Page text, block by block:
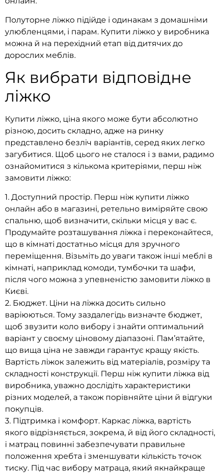
Полуторне ліжко підійде і одинакам з домашніми
улюбленцями, і парам. Купити ліжко у виробника
можна й на перехідний етап від дитячих до
дорослих меблів.
Як вибрати відповідне
ліжко
Купити ліжко, ціна якого може бути абсолютно
різною, досить складно, адже на ринку
представлено безліч варіантів, серед яких легко
загубитися. Щоб цього не сталося і з вами, радимо
ознайомитися з кількома критеріями, перш ніж
замовити ліжко:
1. Доступний простір. Перш ніж купити ліжко
онлайн або в магазині, ретельно виміряйте свою
спальню, щоб визначити, скільки місця у вас є.
Продумайте розташування ліжка і переконайтеся,
що в кімнаті достатньо місця для зручного
переміщення. Візьміть до уваги також інші меблі в
кімнаті, наприклад комоди, тумбочки та шафи,
після чого можна з упевненістю замовити ліжко в
Києві.
2. Бюджет. Ціни на ліжка досить сильно
варіюються. Тому заздалегідь визначте бюджет,
щоб звузити коло вибору і знайти оптимальний
варіант у своєму ціновому діапазоні. Пам’ятайте,
що вища ціна не завжди гарантує кращу якість.
Вартість ліжок залежить від матеріалів, розміру та
складності конструкції. Перш ніж купити ліжка від
виробника, уважно дослідіть характеристики
різних моделей, а також порівняйте ціни й відгуки
покупців.
3. Підтримка і комфорт. Каркас ліжка, вартість
якого відрізняється, зокрема, й від його складності,
і матрац повинні забезпечувати правильне
положення хребта і зменшувати кількість точок
тиску. Під час вибору матраца, який якнайкраще